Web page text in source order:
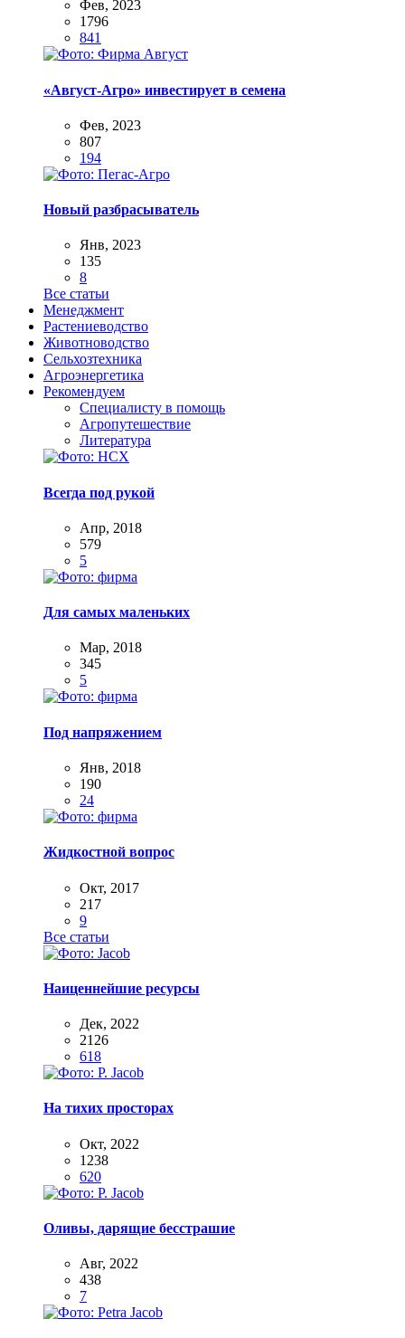
Фев, 2023
1796
841
«Август-Агро» инвестирует в семена
Фев, 2023
807
194
Новый разбрасыватель
Янв, 2023
135
8
Все статьи
Менеджмент
Растениеводство
Животноводство
Сельхозтехника
Агроэнергетика
Рекомендуем
Специалисту в помощь
Агропутешествие
Литература
Всегда под рукой
Апр, 2018
579
5
Для самых маленьких
Мар, 2018
345
5
Под напряжением
Янв, 2018
190
24
Жидкостной вопрос
Окт, 2017
217
9
Все статьи
Наиценнейшие ресурсы
Дек, 2022
2126
618
На тихих просторах
Окт, 2022
1238
620
Оливы, дарящие бесстрашие
Авг, 2022
438
7